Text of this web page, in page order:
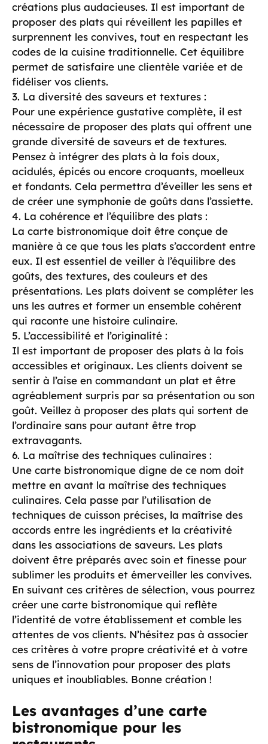
créations plus audacieuses. Il est important de
proposer des plats qui réveillent les papilles et
surprennent les convives, tout en respectant les
codes de la cuisine traditionnelle. Cet équilibre
permet de satisfaire une clientèle variée et de
fidéliser vos clients.
3. La diversité des saveurs et textures :
Pour une expérience gustative complète, il est
nécessaire de proposer des plats qui offrent une
grande diversité de saveurs et de textures.
Pensez à intégrer des plats à la fois doux,
acidulés, épicés ou encore croquants, moelleux
et fondants. Cela permettra d’éveiller les sens et
de créer une symphonie de goûts dans l’assiette.
4. La cohérence et l’équilibre des plats :
La carte bistronomique doit être conçue de
manière à ce que tous les plats s’accordent entre
eux. Il est essentiel de veiller à l’équilibre des
goûts, des textures, des couleurs et des
présentations. Les plats doivent se compléter les
uns les autres et former un ensemble cohérent
qui raconte une histoire culinaire.
5. L’accessibilité et l’originalité :
Il est important de proposer des plats à la fois
accessibles et originaux. Les clients doivent se
sentir à l’aise en commandant un plat et être
agréablement surpris par sa présentation ou son
goût. Veillez à proposer des plats qui sortent de
l’ordinaire sans pour autant être trop
extravagants.
6. La maîtrise des techniques culinaires :
Une carte bistronomique digne de ce nom doit
mettre en avant la maîtrise des techniques
culinaires. Cela passe par l’utilisation de
techniques de cuisson précises, la maîtrise des
accords entre les ingrédients et la créativité
dans les associations de saveurs. Les plats
doivent être préparés avec soin et finesse pour
sublimer les produits et émerveiller les convives.
En suivant ces critères de sélection, vous pourrez
créer une carte bistronomique qui reflète
l’identité de votre établissement et comble les
attentes de vos clients. N’hésitez pas à associer
ces critères à votre propre créativité et à votre
sens de l’innovation pour proposer des plats
uniques et inoubliables. Bonne création !
Les avantages d’une carte
bistronomique pour les